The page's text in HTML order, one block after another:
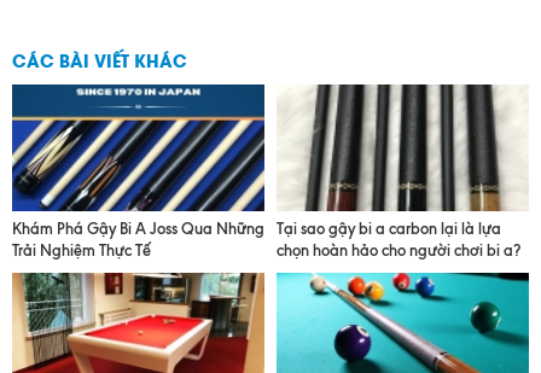
CÁC BÀI VIẾT KHÁC
Khám Phá Gậy Bi A Joss Qua Những
Trải Nghiệm Thực Tế
Tại sao gậy bi a carbon lại là lựa
chọn hoàn hảo cho người chơi bi a?